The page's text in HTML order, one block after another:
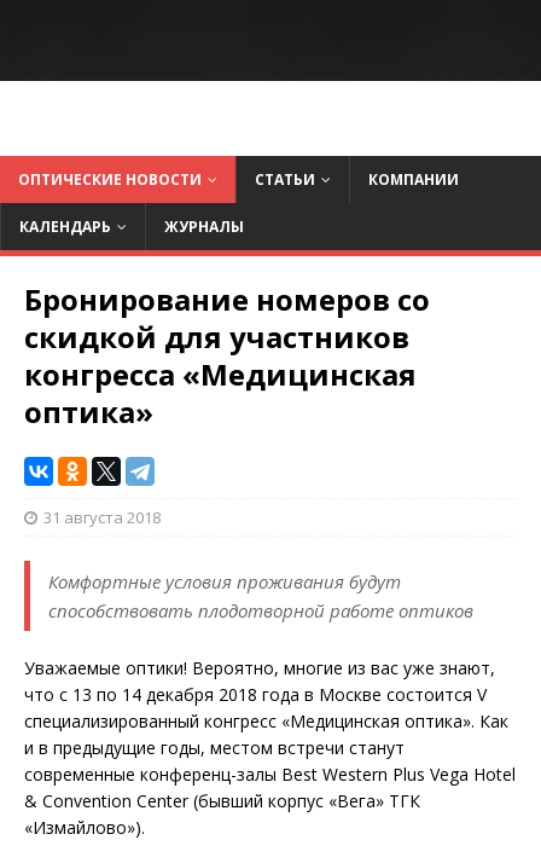
ОПТИЧЕСКИЕ НОВОСТИ СТАТЬИ КОМПАНИИ
КАЛЕНДАРЬ ЖУРНАЛЫ
Бронирование номеров со
скидкой для участников
конгресса «Медицинская
оптика»
31 августа 2018
Комфортные условия проживания будут
способствовать плодотворной работе оптиков
Уважаемые оптики! Вероятно, многие из вас уже знают,
что с 13 по 14 декабря 2018 года в Москве состоится V
специализированный конгресс «Медицинская оптика». Как
и в предыдущие годы, местом встречи станут
современные конференц-залы Best Western Plus Vega Hotel
& Convention Center (бывший корпус «Вега» ТГК
«Измайлово»).